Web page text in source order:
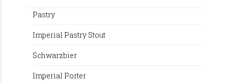
Pastry
Imperial Pastry Stout
Schwarzbier
Imperial Porter